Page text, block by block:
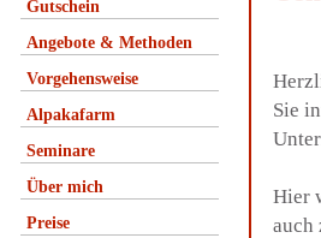
Gutschein
Angebote & Methoden
Vorgehensweise
Alpakafarm
Seminare
Über mich
Preise
Sie
Hier
auch